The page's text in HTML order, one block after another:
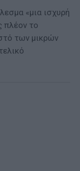
«μια ισχυρή
πλέον το
των μικρών